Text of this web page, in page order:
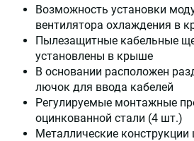
Возможность установки
вентилятора охлаждения в
Пылезащитные кабельные
установлены в крыше
В основании расположен
лючок для ввода кабелей
Регулируемые монтажные
оцинкованной стали (4 шт.)
Металлические